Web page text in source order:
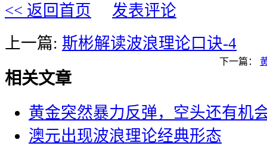
<< 返回首页
发表评论
上一篇: 斯彬解读波浪理论口诀-4
下一篇：
相关文章
黄金突然暴力反弹，空头还有机
澳元出现波浪理论经典形态